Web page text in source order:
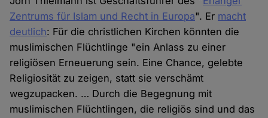
Zentrums für Islam und Recht in Europa". Er macht
deutlich: Für die christlichen Kirchen könnten die
muslimischen Flüchtlinge "ein Anlass zu einer
religiösen Erneuerung sein. Eine Chance, gelebte
Religiosität zu zeigen, statt sie verschämt
wegzupacken. … Durch die Begegnung mit
muslimischen Flüchtlingen, die religiös sind und das